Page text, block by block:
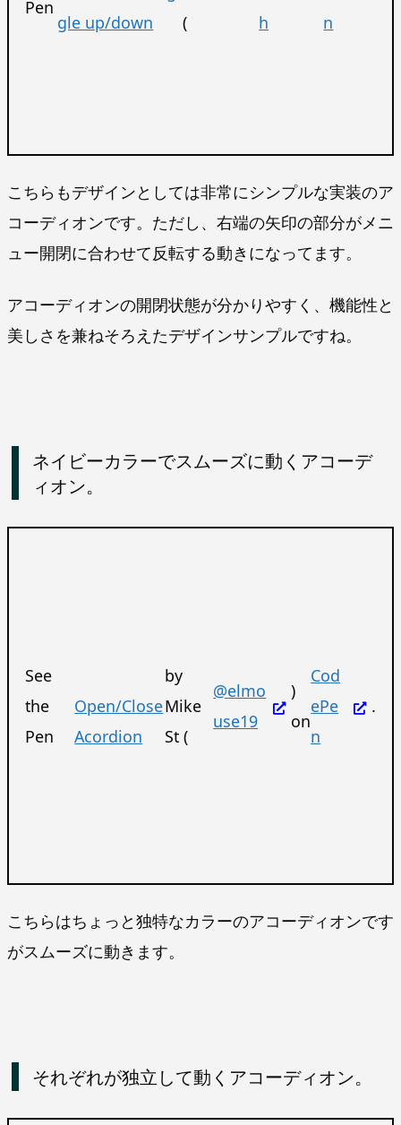
Pen
gle up/down
(
h
n
こちらもデザインとしては非常にシンプルな実装のア
コーディオンです。ただし、右端の矢印の部分がメニ
ュー開閉に合わせて反転する動きになってます。
アコーディオンの開閉状態が分かりやすく、機能性と
美しさを兼ねそろえたデザインサンプルですね。
ネイビーカラーでスムーズに動くアコーデ
ィオン。
See
the
Pen
Open/Close
Acordion
by
Mike
St (
@elmo
use19
)
on
Cod
ePe
n
.
こちらはちょっと独特なカラーのアコーディオンです
がスムーズに動きます。
それぞれが独立して動くアコーディオン。